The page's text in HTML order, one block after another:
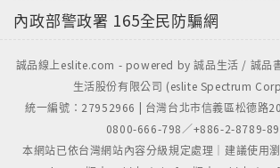
內政部警政署 165全民防騙網
誠品線上eslite.com - powered by 誠品生活 / 誠品
生活股份有限公司 (eslite Spectrum
統一編號：27952966 | 台灣台北市信義區松德路
0800-666-798／+886-2-8789-
本網站已依台灣網站內容分級規定處理｜建議使用